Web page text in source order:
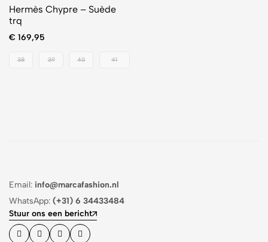
Hermès Chypre – Suède
trq
€ 169,95
38 39 40 41
Email: info@marcafashion.nl
WhatsApp: (+31) 6 34433484
Stuur ons een bericht